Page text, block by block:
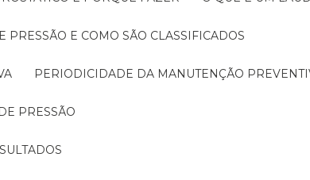
PRESSÃO E COMO SÃO CLASSIFICADOS
PERIODICIDADE DA MANUTENÇÃO
PRESSÃO